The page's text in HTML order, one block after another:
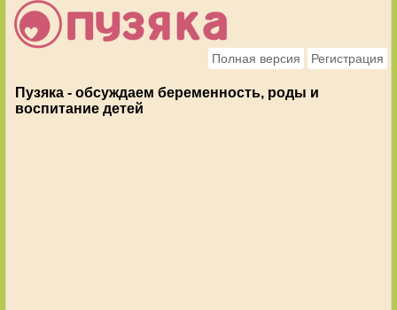
Полная версия Регистрация
Пузяка - обсуждаем беременность, роды и
воспитание детей